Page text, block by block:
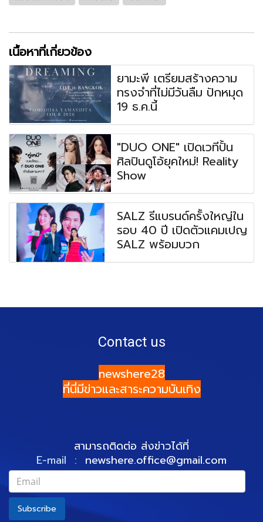
เนื้อหาที่เกี่ยวข้อง
ยามะพี เตรียมสร้างความ
ทรงจำที่ไม่มีวันลืม ปักหมุด
19 ธ.ค.นี้
"DUO ONE" เปิดเวทีปั้น
ศิลปินดูโอ้ยุคใหม่! Reality
Show
SALZ รีแบรนด์ครั้งใหญ่ใน
รอบ 40 ปี เปิดตัวแคมเปญ
SALZ พร้อมบวก
Contact us
newshere28
ที่นี่มีข่าวและสาระความบันเทิง
สามารถติดต่อ ส่งข่าวได้ที่
E-mail : newshere.office@gmail.com
Subscribe